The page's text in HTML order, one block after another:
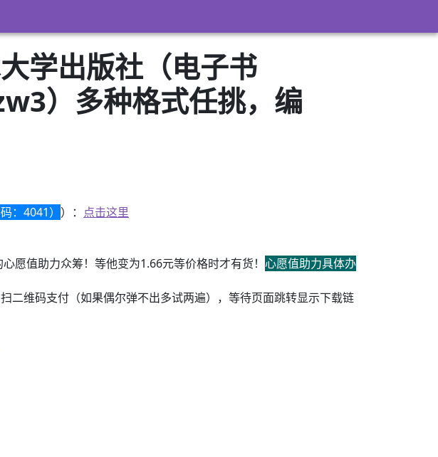
学出版社（电子书
）多种格式任挑，编
：4041） ）： 点击这里
愿值助力众筹！等他变为1.66元等价格时才有货！ 心愿值助力具体办
二维码支付（如果偶尔弹不出多试两遍），等待页面跳转显示下载链